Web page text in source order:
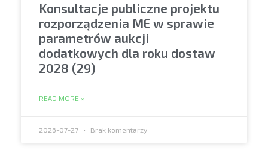
Konsultacje publiczne projektu
rozporządzenia ME w sprawie
parametrów aukcji
dodatkowych dla roku dostaw
2028 (29)
READ MORE »
2026-07-27 Brak komentarzy